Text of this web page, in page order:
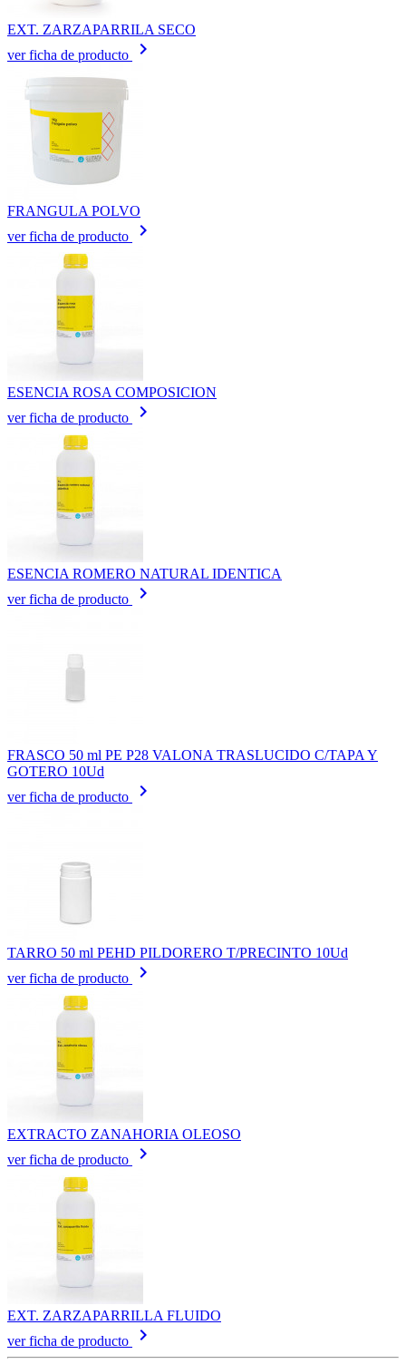
EXT. ZARZAPARRILA SECO
ver ficha de producto
keyboard_arrow_right
FRANGULA POLVO
ver ficha de producto
keyboard_arrow_right
ESENCIA ROSA COMPOSICION
ver ficha de producto
keyboard_arrow_right
ESENCIA ROMERO NATURAL IDENTICA
ver ficha de producto
keyboard_arrow_right
FRASCO 50 ml PE P28 VALONA TRASLUCIDO C/TAPA Y
GOTERO 10Ud
ver ficha de producto
keyboard_arrow_right
TARRO 50 ml PEHD PILDORERO T/PRECINTO 10Ud
ver ficha de producto
keyboard_arrow_right
EXTRACTO ZANAHORIA OLEOSO
ver ficha de producto
keyboard_arrow_right
EXT. ZARZAPARRILLA FLUIDO
ver ficha de producto
keyboard_arrow_right